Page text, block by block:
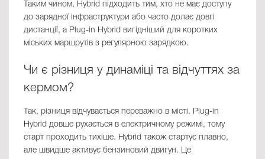
Таким чином, Hybrid підходить тим, хто не має доступу
до зарядної інфраструктури або часто долає довгі
дистанції, а Plug-in Hybrid вигідніший для коротких
міських маршрутів з регулярною зарядкою.
Чи є різниця у динаміці та відчуттях за
кермом?
Так, різниця відчувається переважно в місті. Plug-in
Hybrid довше рухається в електричному режимі, тому
старт проходить тихіше. Hybrid також стартує плавно,
але швидше активує бензиновий двигун. Це